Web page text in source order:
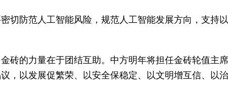
切防范人工智能风险，规范人工智能发展方向，支持
砖的力量在于团结互助。中方明年将担任金砖轮值主
，以发展促繁荣、以安全保稳定、以文明增互信、以